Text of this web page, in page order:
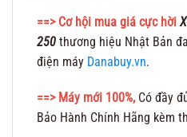
==> Cơ hội mua giá cực hời
250 thương hiệu Nhật Bản
điện máy Danabuy.vn.
==> Máy mới 100%, Có đầy
Bảo Hành Chính Hãng kèm